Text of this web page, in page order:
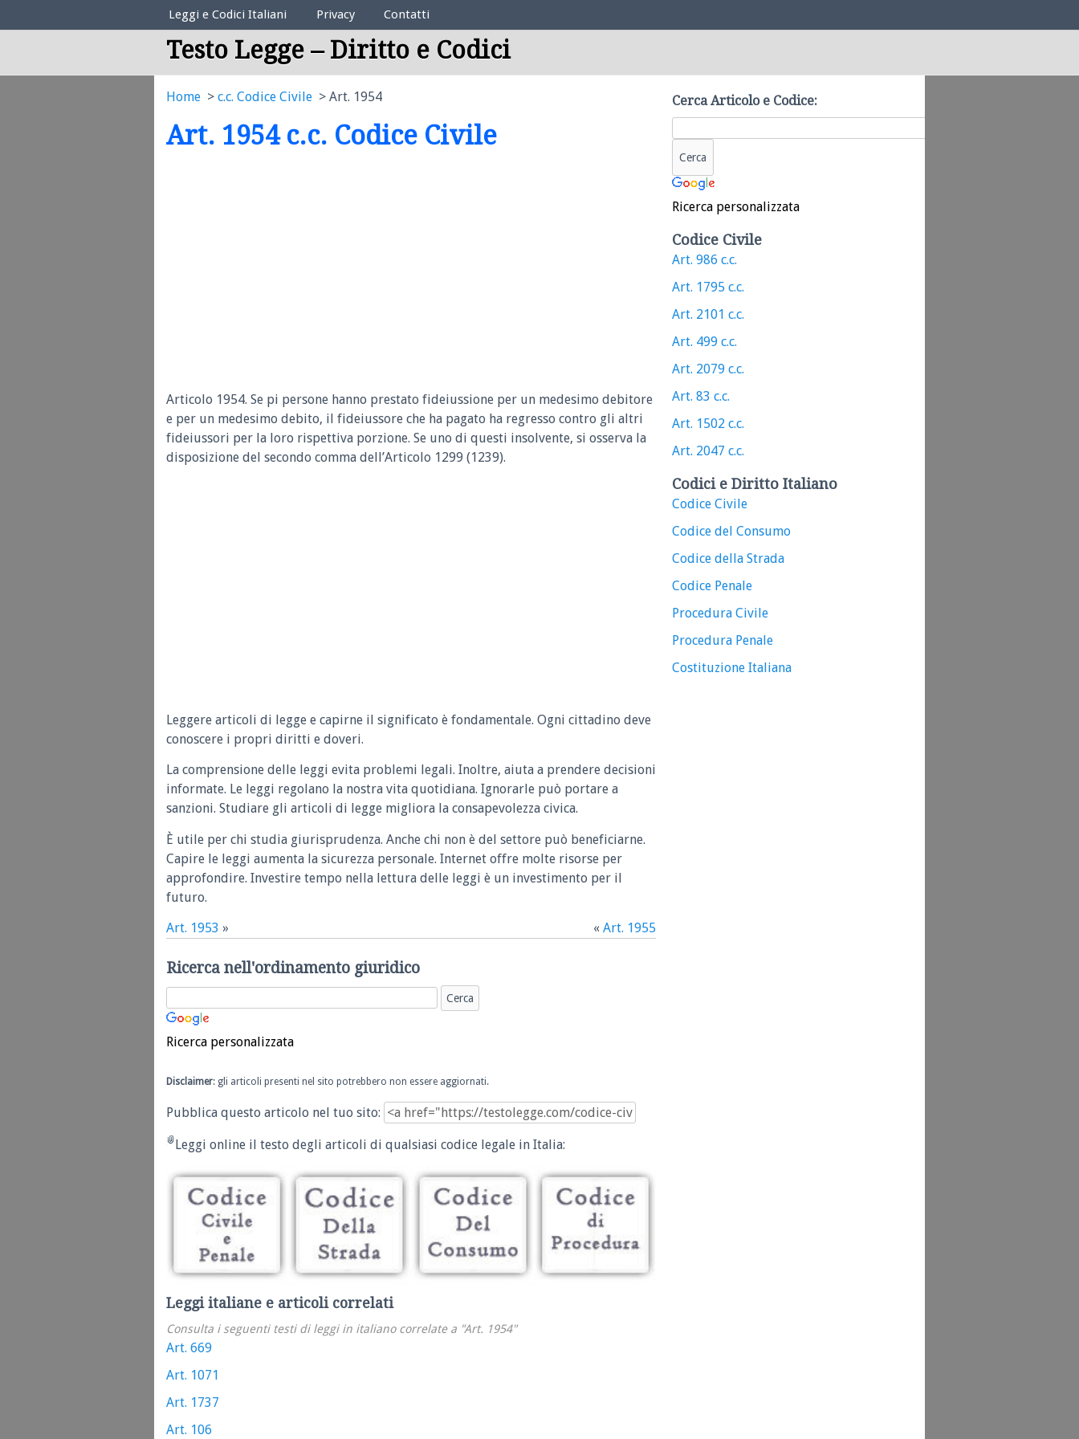
Elenco Codici Legali
Leggi e Codici Italiani Privacy Contatti
Testo Legge – Diritto e Codici
Home c.c. Codice Civile Art. 1954
Art. 1954 c.c. Codice Civile
Articolo 1954. Se pi persone hanno prestato fideiussione per un medesimo debitore
e per un medesimo debito, il fideiussore che ha pagato ha regresso contro gli altri
fideiussori per la loro rispettiva porzione. Se uno di questi insolvente, si osserva la
disposizione del secondo comma dell’Articolo 1299 (1239).
Leggere articoli di legge e capirne il significato è fondamentale. Ogni cittadino deve
conoscere i propri diritti e doveri.
La comprensione delle leggi evita problemi legali. Inoltre, aiuta a prendere decisioni
informate. Le leggi regolano la nostra vita quotidiana. Ignorarle può portare a
sanzioni. Studiare gli articoli di legge migliora la consapevolezza civica.
È utile per chi studia giurisprudenza. Anche chi non è del settore può beneficiarne.
Capire le leggi aumenta la sicurezza personale. Internet offre molte risorse per
approfondire. Investire tempo nella lettura delle leggi è un investimento per il
futuro.
Art. 1953 » « Art. 1955
Ricerca nell'ordinamento giuridico
Ricerca personalizzata
Disclaimer: gli articoli presenti nel sito potrebbero non essere aggiornati.
Pubblica questo articolo nel tuo sito:
Leggi online il testo degli articoli di qualsiasi codice legale in Italia:
Leggi italiane e articoli correlati
Consulta i seguenti testi di leggi in italiano correlate a "Art. 1954"
Art. 669
Art. 1071
Art. 1737
Art. 106
Cerca Articolo e Codice:
Ricerca personalizzata
Codice Civile
Art. 986 c.c.
Art. 1795 c.c.
Art. 2101 c.c.
Art. 499 c.c.
Art. 2079 c.c.
Art. 83 c.c.
Art. 1502 c.c.
Art. 2047 c.c.
Codici e Diritto Italiano
Codice Civile
Codice del Consumo
Codice della Strada
Codice Penale
Procedura Civile
Procedura Penale
Costituzione Italiana